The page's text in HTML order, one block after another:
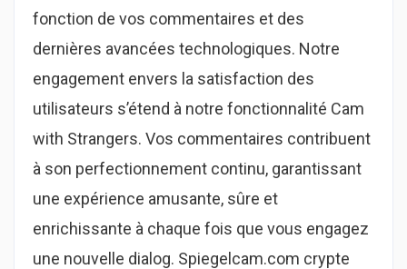
fonction de vos commentaires et des
dernières avancées technologiques. Notre
engagement envers la satisfaction des
utilisateurs s’étend à notre fonctionnalité Cam
with Strangers. Vos commentaires contribuent
à son perfectionnement continu, garantissant
une expérience amusante, sûre et
enrichissante à chaque fois que vous engagez
une nouvelle dialog. Spiegelcam.com crypte